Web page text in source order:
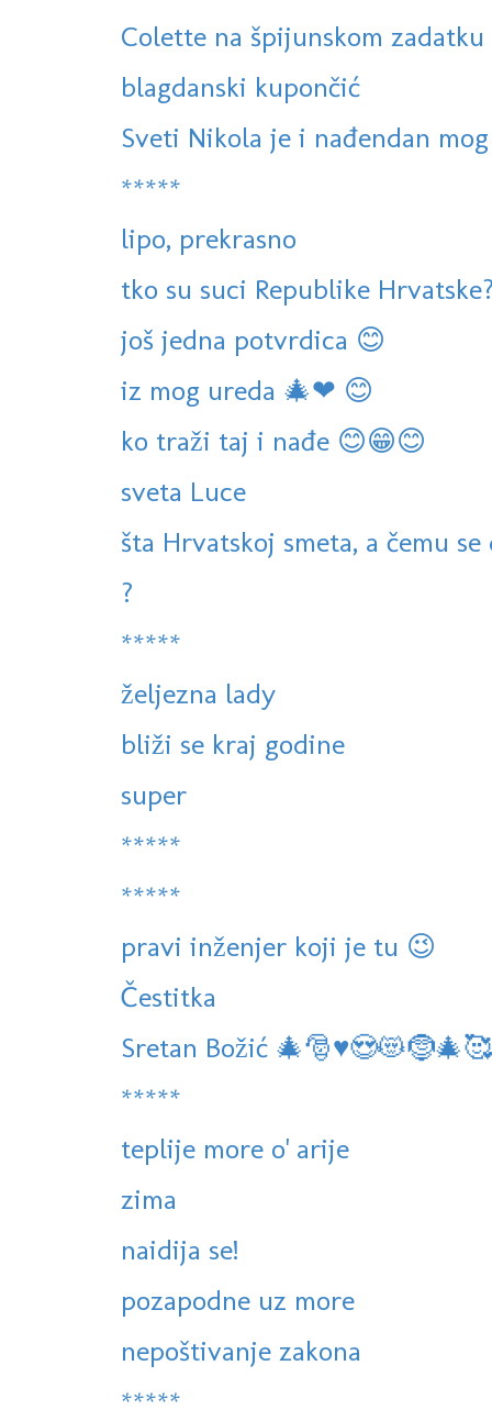
Colette na špijunskom
blagdanski kupončić
Sveti Nikola je i nađendan
*****
lipo, prekrasno
tko su suci Republike
još jedna potvrdica 😊
iz mog ureda 🎄❤ 😊
ko traži taj i nađe 😊😁😊
sveta Luce
šta Hrvatskoj smeta, a čemu
?
*****
željezna lady
bliži se kraj godine
super
*****
*****
pravi inženjer koji je tu 😉
Čestitka
Sretan Božić 🎄🎅♥️😍😻🤶🎄🥰
*****
teplije more o' arije
zima
naidija se!
pozapodne uz more
nepoštivanje zakona
*****